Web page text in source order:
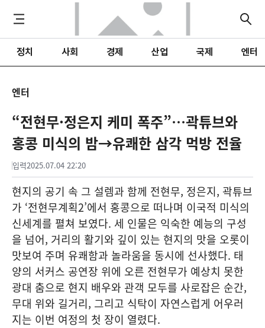
정치 사회 경제 산업 국제 엔터
엔터
“전현무·정은지 케미 폭주”…곽튜브와
홍콩 미식의 밤→유쾌한 삼각 먹방 전율
입력2025.07.04 22:20
현지의 공기 속 그 설렘과 함께 전현무, 정은지, 곽튜브
가 ‘전현무계획2’에서 홍콩으로 떠나며 이국적 미식의
신세계를 펼쳐 보였다. 세 인물은 익숙한 예능의 구성
을 넘어, 거리의 활기와 깊이 있는 현지의 맛을 오롯이
맛보여 주며 유쾌함과 놀라움을 동시에 선사했다. 태
양의 서커스 공연장 위에 오른 전현무가 예상치 못한
광대 춤으로 현지 배우와 관객 모두를 사로잡은 순간,
무대 위와 길거리, 그리고 식탁이 자연스럽게 어우러
지는 이번 여정의 첫 장이 열렸다.